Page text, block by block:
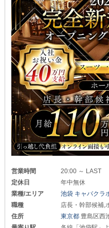
営業時間
20:00 ～ LAST
定休日
年中無休
業種/エリア
池袋 キャバクラ
職種
店長・幹部候補,
住所
東京都 豊島区西